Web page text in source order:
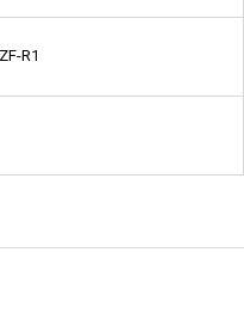
R1